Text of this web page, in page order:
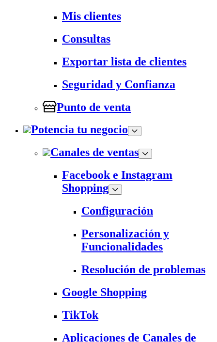
Mis clientes
Consultas
Exportar lista de clientes
Seguridad y Confianza
Punto de venta
Potencia tu negocio
Canales de ventas
Facebook e Instagram
Shopping
Configuración
Personalización y
Funcionalidades
Resolución de problemas
Google Shopping
TikTok
Aplicaciones de Canales de